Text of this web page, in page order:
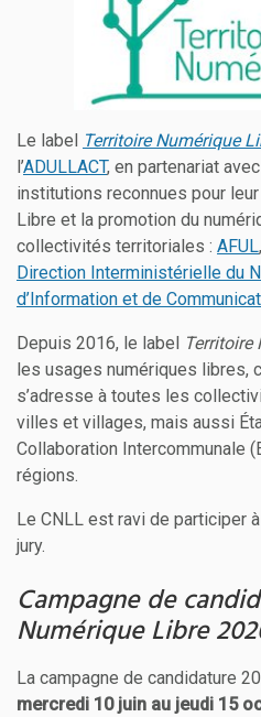
Le label Territoire Numérique
l’ADULLACT, en partenariat
institutions reconnues pour
Libre et la promotion du
collectivités territoriales : AFUL,
Direction Interministérielle du
d’Information et de
Depuis 2016, le label Territoire
les usages numériques libres,
s’adresse à toutes les
villes et villages, mais aussi
Collaboration Intercommunale
régions.
Le CNLL est ravi de participer
jury.
Campagne de
Numérique Libre
La campagne de candidature
mercredi 10 juin au jeudi 15